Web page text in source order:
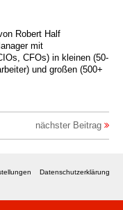
Robert Half
mit
CFOs) in kleinen (50-
und großen (500+
nächster Beitrag
Datenschutzerklärung